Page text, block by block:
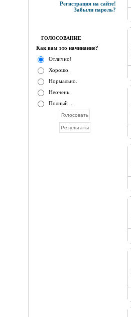
Регистрация на сайте!
Забыли пароль?
ГОЛОСОВАНИЕ
Как вам это начинание?
Отлично!
Хорошо.
Нормально.
Неочень.
Полный ...